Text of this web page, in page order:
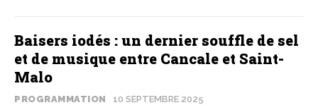
Baisers iodés : un dernier souffle de sel
et de musique entre Cancale et Saint-
Malo
PROGRAMMATION 10 SEPTEMBRE 2025